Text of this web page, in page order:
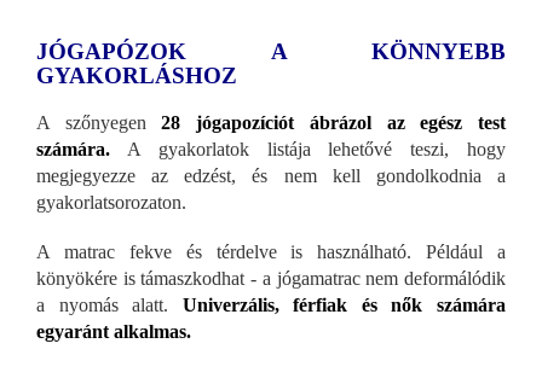
JÓGAPÓZOK A KÖNNYEBB
GYAKORLÁSHOZ
A szőnyegen28 jógapozíciót ábrázol az egész test
számára. A gyakorlatok listája lehetővé teszi, hogy
megjegyezze az edzést, és nem kell gondolkodnia a
gyakorlatsorozaton.
A matrac fekve és térdelve is használható. Például a
könyökére is támaszkodhat - a jógamatrac nem deformálódik
a nyomás alatt. Univerzális, férfiak és nők számára
egyaránt alkalmas.